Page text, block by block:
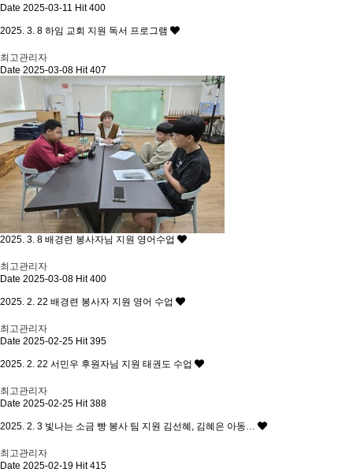
Date 2025-03-11 Hit 400
2025. 3. 8 하임 교회 지원 독서 프로그램
최고관리자
Date 2025-03-08 Hit 407
2025. 3. 8 배경련 봉사자님 지원 영어수업
최고관리자
Date 2025-03-08 Hit 400
2025. 2. 22 배경련 봉사자 지원 영어 수업
최고관리자
Date 2025-02-25 Hit 395
2025. 2. 22 서민우 후원자님 지원 태권도 수업
최고관리자
Date 2025-02-25 Hit 388
2025. 2. 3 빛나는 소금 빵 봉사 팀 지원 김선혜, 김혜은 아동…
최고관리자
Date 2025-02-19 Hit 415